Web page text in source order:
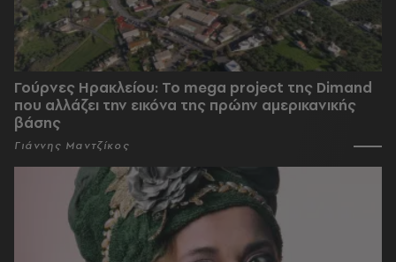
Γούρνες Ηρακλείου: To mega project της Dimand
που αλλάζει την εικόνα της πρώην αμερικανικής
βάσης
Γιάννης Μαντζίκος